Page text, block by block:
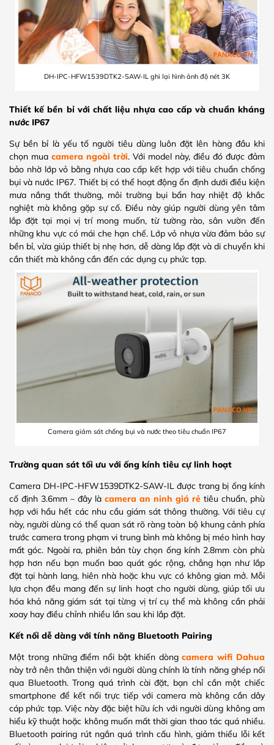
DH-IPC-HFW1539DTK2-SAW-IL ghi lại hình ảnh độ nét 3K
Thiết kế bền bỉ với chất liệu nhựa cao cấp và chuẩn kháng
nước IP67
Sự bền bỉ là yếu tố người tiêu dùng luôn đặt lên hàng đầu khi
chọn mua camera ngoài trời. Với model này, điều đó được đảm
bảo nhờ lớp vỏ bằng nhựa cao cấp kết hợp với tiêu chuẩn chống
bụi và nước IP67. Thiết bị có thể hoạt động ổn định dưới điều kiện
mưa nắng thất thường, môi trường bụi bẩn hay nhiệt độ khắc
nghiệt mà không gặp sự cố. Điều này giúp người dùng yên tâm
lắp đặt tại mọi vị trí mong muốn, từ tường rào, sân vườn đến
những khu vực có mái che hạn chế. Lớp vỏ nhựa vừa đảm bảo sự
bền bỉ, vừa giúp thiết bị nhẹ hơn, dễ dàng lắp đặt và di chuyển khi
cần thiết mà không cần đến các dụng cụ phức tạp.
Camera giám sát chống bụi và nước theo tiêu chuẩn IP67
Trường quan sát tối ưu với ống kính tiêu cự linh hoạt
Camera DH-IPC-HFW1539DTK2-SAW-IL được trang bị ống kính
cố định 3.6mm – đây là camera an ninh giá rẻ tiêu chuẩn, phù
hợp với hầu hết các nhu cầu giám sát thông thường. Với tiêu cự
này, người dùng có thể quan sát rõ ràng toàn bộ khung cảnh phía
trước camera trong phạm vi trung bình mà không bị méo hình hay
mất góc. Ngoài ra, phiên bản tùy chọn ống kính 2.8mm còn phù
hợp hơn nếu bạn muốn bao quát góc rộng, chẳng hạn như lắp
đặt tại hành lang, hiên nhà hoặc khu vực có không gian mở. Mỗi
lựa chọn đều mang đến sự linh hoạt cho người dùng, giúp tối ưu
hóa khả năng giám sát tại từng vị trí cụ thể mà không cần phải
xoay hay điều chỉnh nhiều lần sau khi lắp đặt.
Kết nối dễ dàng với tính năng Bluetooth Pairing
Một trong những điểm nổi bật khiến dòngcamera wifi Dahua
này trở nên thân thiện với người dùng chính là tính năng ghép nối
qua Bluetooth. Trong quá trình cài đặt, bạn chỉ cần một chiếc
smartphone để kết nối trực tiếp với camera mà không cần dây
cáp phức tạp. Việc này đặc biệt hữu ích với người dùng không am
hiểu kỹ thuật hoặc không muốn mất thời gian thao tác quá nhiều.
Bluetooth pairing rút ngắn quá trình cấu hình, giảm thiểu lỗi kết